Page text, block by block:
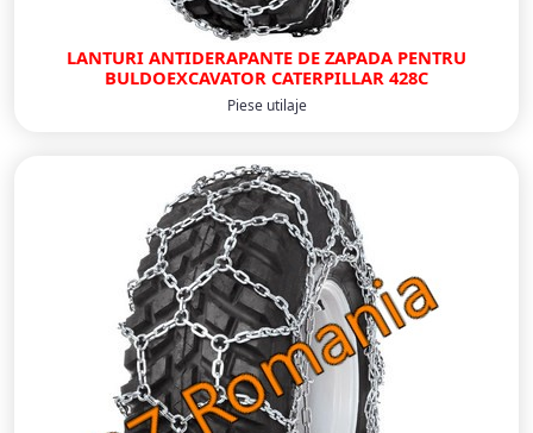
LANTURI ANTIDERAPANTE DE ZAPADA PENTRU
BULDOEXCAVATOR CATERPILLAR 428C
Piese utilaje